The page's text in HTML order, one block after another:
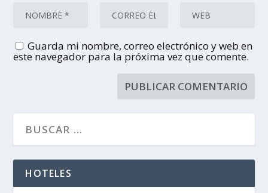
Guarda mi nombre, correo electrónico y web en
este navegador para la próxima vez que comente.
HOTELES